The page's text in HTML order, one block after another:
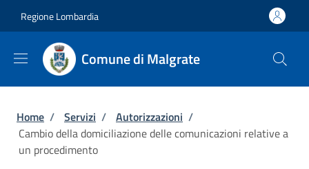
Regione Lombardia
Comune di Malgrate
Briciole di pane
Home / Servizi / Autorizzazioni /
Cambio della domiciliazione delle comunicazioni relative a
un procedimento